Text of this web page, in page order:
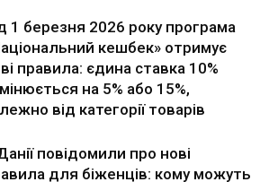
1 березня 2026 року програма
кешбек» отримує
правила: єдина ставка 10%
на 5% або 15%,
від категорії товарів
повідомили про нові
для біженців: кому можуть